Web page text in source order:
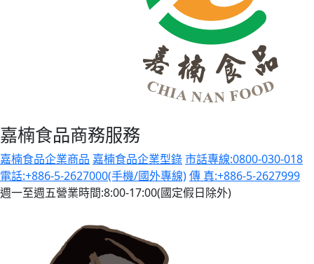
嘉楠食品商務服務
嘉楠食品企業商品 嘉楠食品企業型錄市話專線:0800-030-018
電話:+886-5-2627000(手機/國外專線)傳 真:+886-5-2627999
週一至週五營業時間:8:00-17:00(國定假日除外)